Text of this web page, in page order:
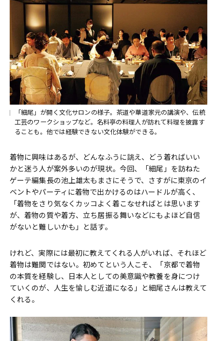
「細尾」が開く文化サロンの様子。茶道や華道家元の講演や、伝統
工芸のワークショップなど。名料亭の料理人が訪れて料理を披露す
ることも。他では経験できない文化体験ができる。
着物に興味はあるが、どんなふうに誂え、どう着ればいい
かと迷う人が案外多いのが現状。今回、「細尾」を訪ねた
ゲーテ編集長の池上雄太もまさにそうで、さすがに東京のイ
ベントやパーティに着物で出かけるのはハードルが高く、
「着物をさり気なくカッコよく着こなせればとは思います
が、着物の質や着方、立ち居振る舞いなどにもよほど自信
がないと難しいかも」と話す。
けれど、実際には最初に教えてくれる人がいれば、それほど
着物は難関ではない。初めてという人こそ、「京都で着物
の本質を経験し、日本人としての美意識や教養を身につけ
ていくのが、人生を愉しむ近道になる」と細尾さんは教えて
くれる。